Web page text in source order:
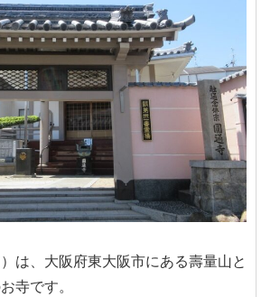
）は、大阪府東大阪市にある壽量山と
寺です。